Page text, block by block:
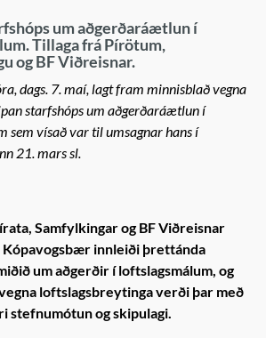
um aðgerðaráætlun í
Tillaga frá Pírötum,
og BF Viðreisnar.
dags. 7. maí, lagt fram minnisblað vegna
starfshóps um aðgerðaráætlun í
sem vísað var til umsagnar hans í
21. mars sl.
Samfylkingar og BF Viðreisnar
Kópavogsbær innleiði þrettánda
um aðgerðir í loftslagsmálum, og
loftslagsbreytinga verði þar með
stefnumótun og skipulagi.